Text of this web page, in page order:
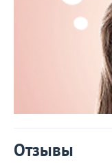
Отзывы